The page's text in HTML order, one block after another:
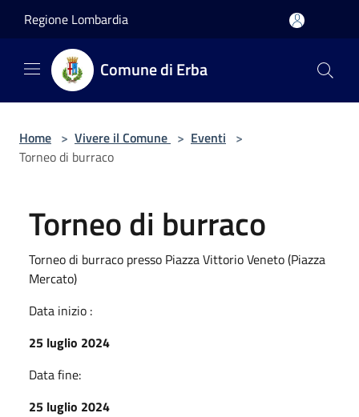
Regione Lombardia
Comune di Erba
Home > Vivere il Comune > Eventi >
Torneo di burraco
Torneo di burraco
Torneo di burraco presso Piazza Vittorio Veneto (Piazza
Mercato)
Data inizio :
25 luglio 2024
Data fine:
25 luglio 2024